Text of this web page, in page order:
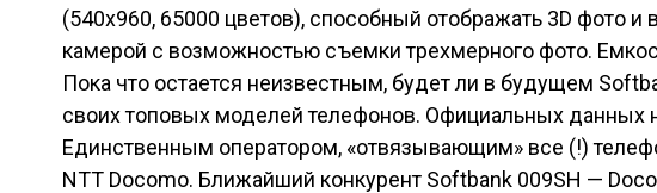
(540х960, 65000 цветов), способный отображать 3D фото
камерой с возможностью съемки трехмерного фото.
Пока что остается неизвестным, будет ли в будущем
своих топовых моделей телефонов. Официальных данных
Единственным оператором, «отвязывающим» все (!)
NTT Docomo. Ближайший конкурент Softbank 009SH —